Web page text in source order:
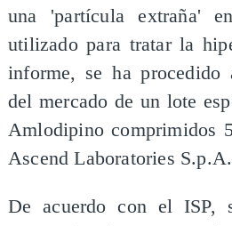
una 'partícula extraña'
utilizado para tratar la
informe, se ha
del mercado de un lote
Amlodipino comprimidos
Ascend Laboratories S.p.A.
De acuerdo con el ISP,